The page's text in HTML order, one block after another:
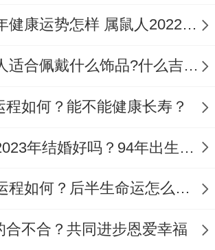
适婚年纪,很快就会步入婚姻
家庭生活很渴望，寻找属虎人
偿所愿，能够辞掉工作在家
处理家务活,两个人各取所需，
能够得到了理想的生活。
属鼠人2022年健康运势怎样 属鼠人2022年身体状况
1984年属鼠人适合佩戴什么饰品?什么吉祥物能转运旺运？
程如何？能不能健康长寿？
1994年属狗2023年结婚好吗？94年出生的29岁生肖狗的人可以结婚吗？
1970年属狗运程如何？后半生命运怎么样？
合不合？共同进步恩爱幸福